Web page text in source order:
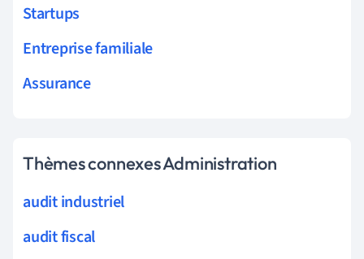
Startups
Entreprise familiale
Assurance
Thèmes connexes Administration
audit industriel
audit fiscal